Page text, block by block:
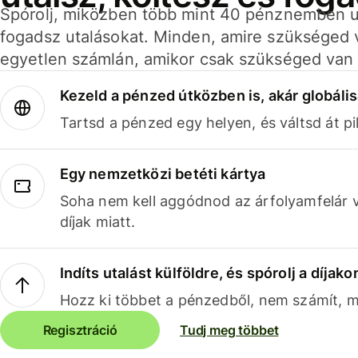
Spórolj, miközben több mint 40 pénznemben
fogadsz utalásokat. Minden, amire szükséged
egyetlen számlán, amikor csak szükséged van
Kezeld a pénzed útközben is, akár
Tartsd a pénzed egy helyen, és váltsd át
Egy nemzetközi betéti kártya
Soha nem kell aggódnod az árfolyamfelár
díjak miatt.
Indíts utalást külföldre, és spórolj a
Hozz ki többet a pénzedből, nem számít,
Regisztráció Tudj meg többet